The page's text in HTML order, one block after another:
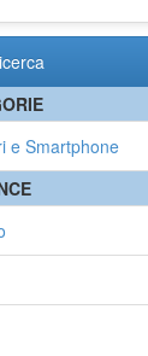
e Smartphone